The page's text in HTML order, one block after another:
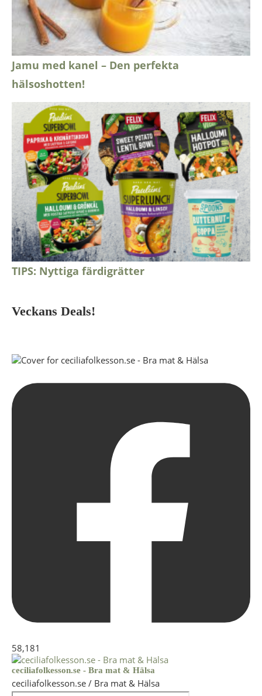
Jamu med kanel – Den perfekta
hälsoshotten!
TIPS: Nyttiga färdigrätter
Veckans Deals!
58,181
ceciliafolkesson.se - Bra mat & Hälsa
ceciliafolkesson.se / Bra mat & Hälsa